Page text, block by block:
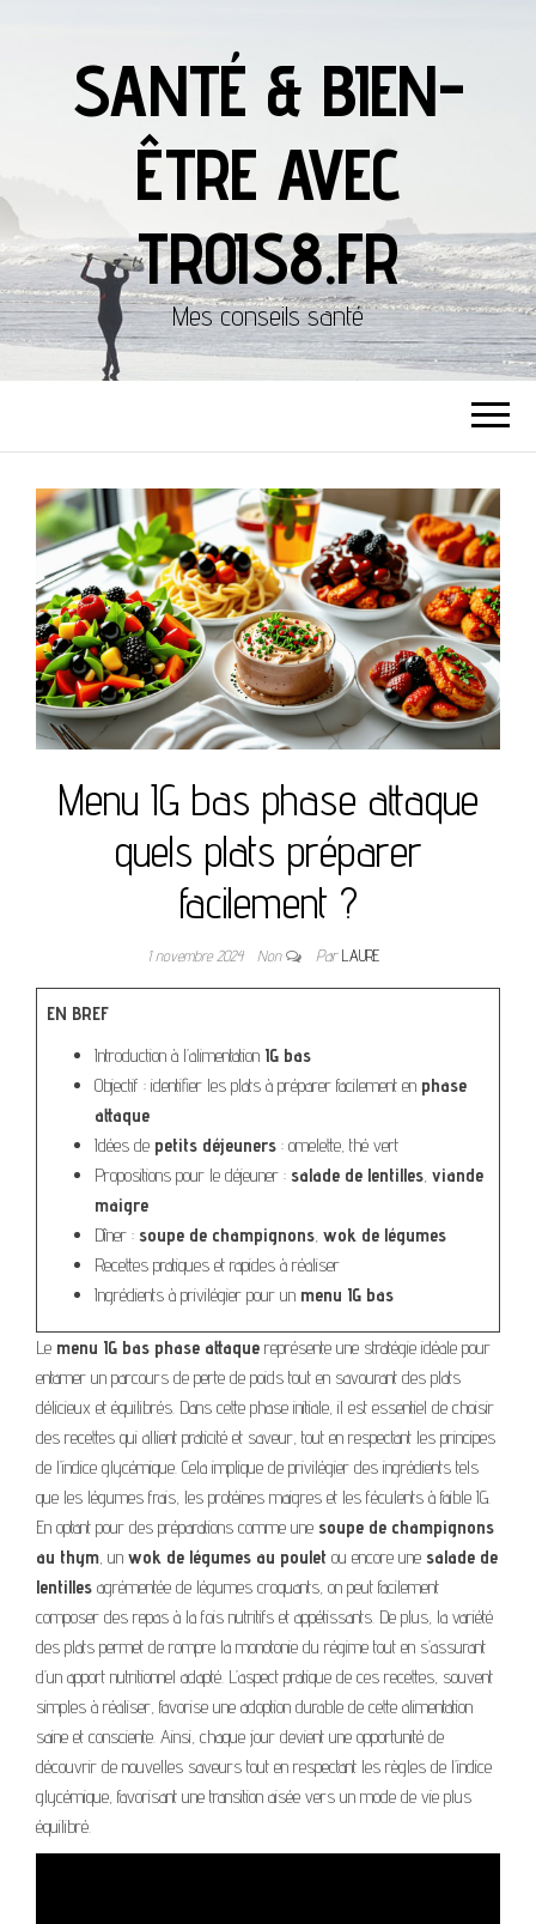
SANTÉ & BIEN-
ÊTRE AVEC
TROIS8.FR
Mes conseils santé
Menu IG bas phase attaque
quels plats préparer
facilement ?
1 novembre 2024 Non ParLAURE
EN BREF
Introduction à l’alimentation IG bas
Objectif : identifier les plats à préparer facilement en phase
attaque
Idées de petits déjeuners : omelette, thé vert
Propositions pour le déjeuner : salade de lentilles, viande
maigre
Dîner : soupe de champignons, wok de légumes
Recettes pratiques et rapides à réaliser
Ingrédients à privilégier pour un menu IG bas
Le menu IG bas phase attaque représente une stratégie idéale pour
entamer un parcours de perte de poids tout en savourant des plats
délicieux et équilibrés. Dans cette phase initiale, il est essentiel de choisir
des recettes qui allient praticité et saveur, tout en respectant les principes
de l’indice glycémique. Cela implique de privilégier des ingrédients tels
que les légumes frais, les protéines maigres et les féculents à faible IG.
En optant pour des préparations comme une soupe de champignons
au thym, un wok de légumes au poulet ou encore une salade de
lentilles agrémentée de légumes croquants, on peut facilement
composer des repas à la fois nutritifs et appétissants. De plus, la variété
des plats permet de rompre la monotonie du régime tout en s’assurant
d’un apport nutritionnel adapté. L’aspect pratique de ces recettes, souvent
simples à réaliser, favorise une adoption durable de cette alimentation
saine et consciente. Ainsi, chaque jour devient une opportunité de
découvrir de nouvelles saveurs tout en respectant les règles de l’indice
glycémique, favorisant une transition aisée vers un mode de vie plus
équilibré.